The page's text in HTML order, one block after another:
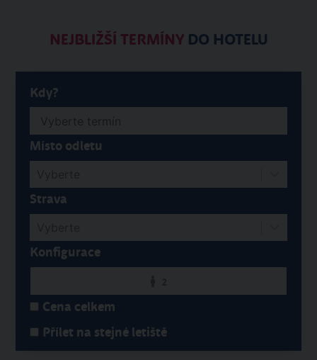
NEJBLIŽŠÍ TERMÍNYDO HOTELU
Kdy?
Místo odletu
Strava
Konfigurace
Cena celkem
Přílet na stejné letiště